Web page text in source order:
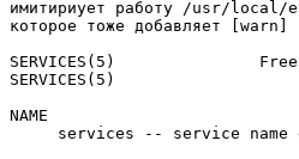
имитириует работу /usr/
которое тоже добавляет
SERVICES(5)
SERVICES(5)
NAME
services -- service name